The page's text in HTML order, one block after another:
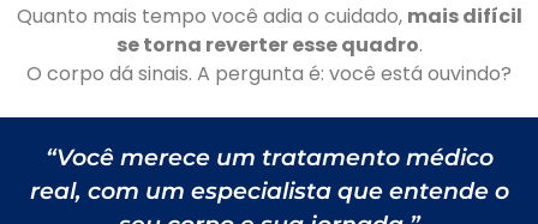
Quanto mais tempo você adia o cuidado, mais difícil
se torna reverter esse quadro.
O corpo dá sinais. A pergunta é: você está ouvindo?
“Você merece um tratamento médico
real, com um especialista que entende o